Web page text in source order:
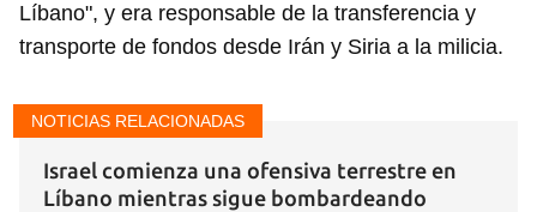
Líbano", y era responsable de la transferencia y
transporte de fondos desde Irán y Siria a la milicia.
NOTICIAS RELACIONADAS
Israel comienza una ofensiva terrestre en
Líbano mientras sigue bombardeando